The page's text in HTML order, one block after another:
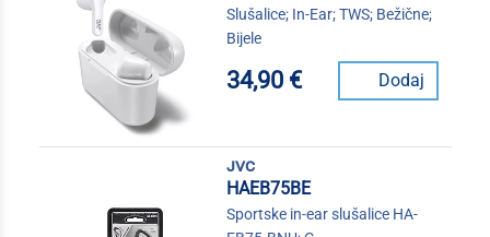
Slušalice; In-Ear; TWS; Bežične;
Bijele
34,90 € Dodaj
jvc
HAEB75BE
Sportske in-ear slušalice HA-